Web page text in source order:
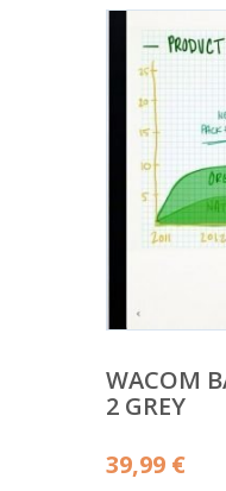
WACOM
2 GREY
39,99 €